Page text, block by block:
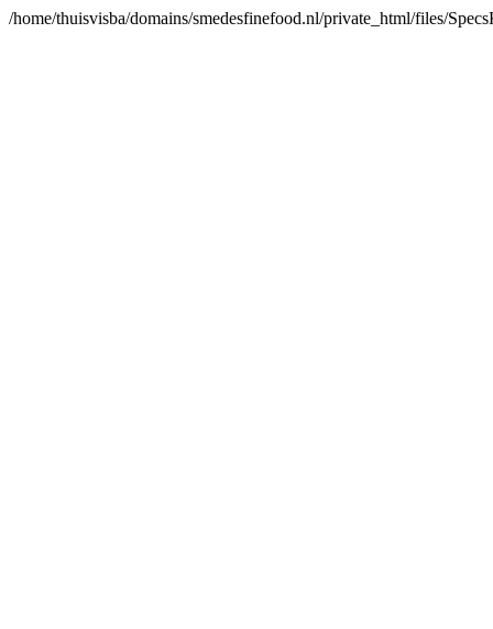
/home/thuisvisba/domains/smedesfinefood.nl/private_html/files/